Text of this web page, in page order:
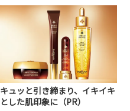
キュッと引き締まり、イキイキ
とした肌印象に（PR）